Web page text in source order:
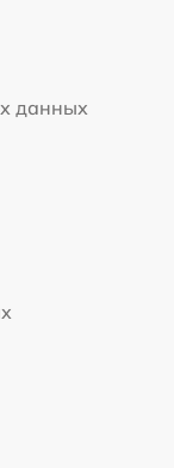
данных